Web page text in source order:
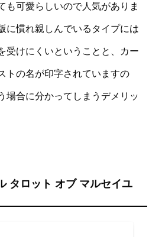
も可愛らしいので人気がありま
に慣れ親しんでいるタイプには
受けにくいということと、カー
トの名が印字されていますの
場合に分かってしまうデメリッ
タロット オブ マルセイユ